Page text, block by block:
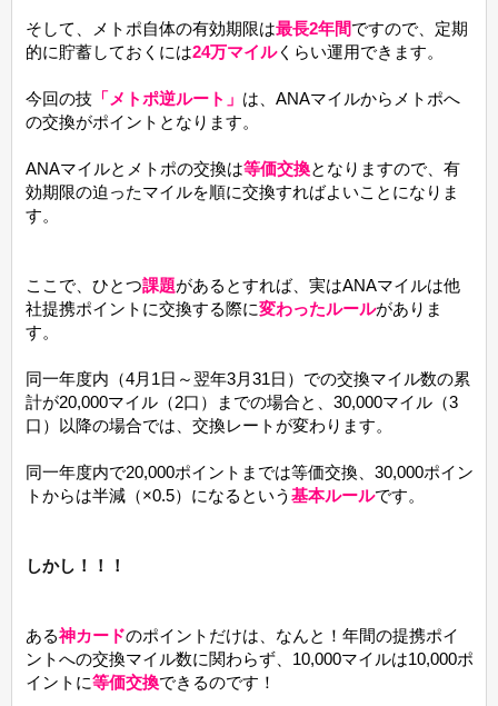
そして、メトポ自体の有効期限は最長2年間ですので、定期
的に貯蓄しておくには24万マイルくらい運用できます。
今回の技「メトポ逆ルート」 は、ANAマイルからメトポへ
の交換がポイントとなります。
ANAマイルとメトポの交換は等価交換となりますので、有
効期限の迫ったマイルを順に交換すればよいことになりま
す。
ここで、ひとつ課題があるとすれば、実はANAマイルは他
社提携ポイントに交換する際に変わったルールがありま
す。
同一年度内（4月1日～翌年3月31日）での交換マイル数の累
計が20,000マイル（2口）までの場合と、30,000マイル（3
口）以降の場合では、交換レートが変わります。
同一年度内で20,000ポイントまでは等価交換、30,000ポイン
トからは半減（×0.5）になるという 基本ルールです。
しかし！！！
ある神カードのポイントだけは、なんと！年間の提携ポイ
ントへの交換マイル数に関わらず、10,000マイルは10,000ポ
イントに等価交換できるのです！